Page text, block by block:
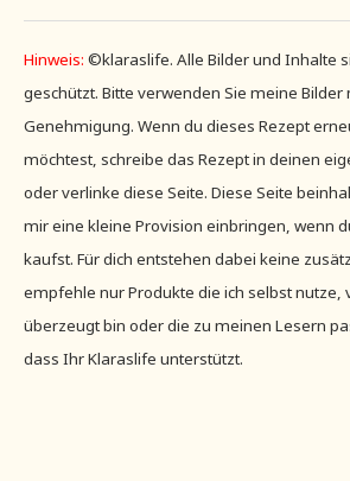
Hinweis: ©klaraslife. Alle Bilder und Inhalte
geschützt. Bitte verwenden Sie meine
Genehmigung. Wenn du dieses Rezept
möchtest, schreibe das Rezept in deinen
oder verlinke diese Seite. Diese Seite
mir eine kleine Provision einbringen, wenn
kaufst. Für dich entstehen dabei keine
empfehle nur Produkte die ich selbst nutze,
überzeugt bin oder die zu meinen Lesern
dass Ihr Klaraslife unterstützt.